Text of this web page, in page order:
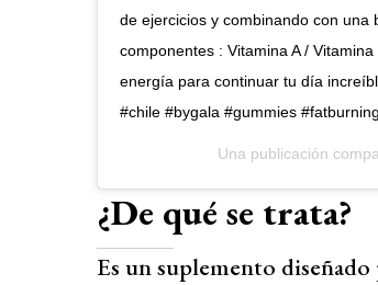
de ejercicios y combinando con
componentes : Vitamina A /
energía para continuar tu día
#chile #bygala #gummies #fatburning
Una publicación
¿De qué se trata?
Es un suplemento